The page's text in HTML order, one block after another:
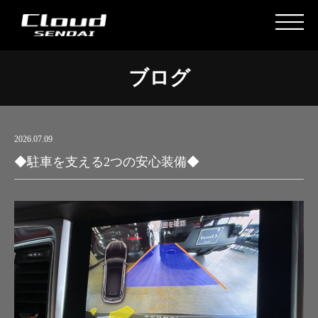
ブログ
2026.07.09
◆駐車を支える2つの安心装備◆